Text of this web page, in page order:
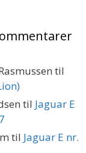
til
til Jaguar E
til Jaguar E nr.